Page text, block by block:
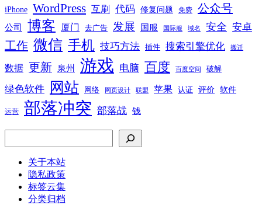
iPhone WordPress 互刷 代码 修复问题 免费 公众号
公司 博客 厦门 去广告 发展 国服 国际服 域名 安全 安卓
工作 微信 手机 技巧方法 插件 搜索引擎优化 搬迁
数据 更新 泉州 游戏 电脑 百度 百度空间 破解
绿色软件 网站 网络 网页设计 联盟 苹果 认证 评价 软件
运营 部落冲突 部落战 钱
关于本站
隐私政策
标签云集
分类归档